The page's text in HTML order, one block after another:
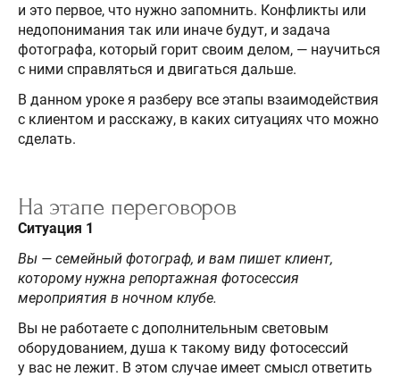
и это первое, что нужно запомнить. Конфликты или
недопонимания так или иначе будут, и задача
фотографа, который горит своим делом, — научиться
с ними справляться и двигаться дальше.
В данном уроке я разберу все этапы взаимодействия
с клиентом и расскажу, в каких ситуациях что можно
сделать.
На этапе переговоров
Ситуация 1
Вы — семейный фотограф, и вам пишет клиент,
которому нужна репортажная фотосессия
мероприятия в ночном клубе.
Вы не работаете с дополнительным световым
оборудованием, душа к такому виду фотосессий
у вас не лежит. В этом случае имеет смысл ответить